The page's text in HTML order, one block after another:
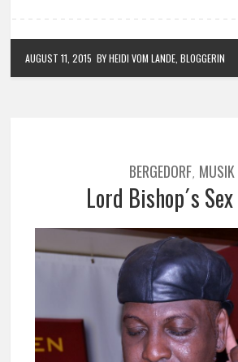
AUGUST 11, 2015 BY HEIDI VOM LANDE, BLOGGERIN
BERGEDORF, MUSIK
Lord Bishop´s